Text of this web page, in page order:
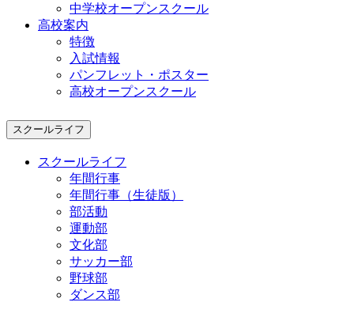
中学校オープンスクール
高校案内
特徴
入試情報
パンフレット・ポスター
高校オープンスクール
スクールライフ
スクールライフ
年間行事
年間行事（生徒版）
部活動
運動部
文化部
サッカー部
野球部
ダンス部